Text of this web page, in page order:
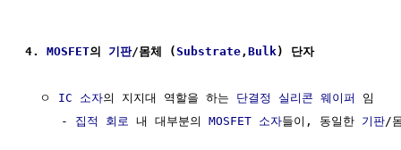
4. MOSFET의 기판/몸체 (Substrate , Bulk) 단자
  ㅇ
IC 소자의 지지대 역할을 하는 단결정 실리콘 웨이퍼
임
     -
집적 회로 내 대부분의 MOSFET 소자들이, 동일한 기판/